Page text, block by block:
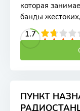
которая
банды
1.7
4 5 6 7 8 9
ПУНКТ